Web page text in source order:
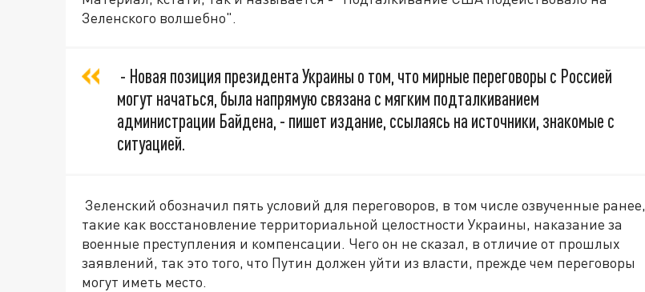
Зеленского волшебно".
- Новая позиция президента Украины о том, что мирные переговоры с Россией
могут начаться, была напрямую связана с мягким подталкиванием
администрации Байдена, - пишет издание, ссылаясь на источники, знакомые с
ситуацией.
Зеленский обозначил пять условий для переговоров, в том числе озвученные ранее,
такие как восстановление территориальной целостности Украины, наказание за
военные преступления и компенсации. Чего он не сказал, в отличие от прошлых
заявлений, так это того, что Путин должен уйти из власти, прежде чем переговоры
могут иметь место.